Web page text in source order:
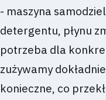
- maszyna
detergentu, płynu
potrzeba dla
zużywamy
konieczne, co